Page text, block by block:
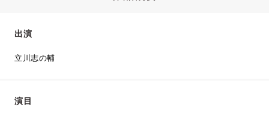
出演
立川志の輔
演目